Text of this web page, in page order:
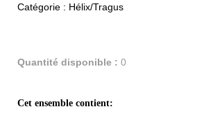
Catégorie : Hélix/Tragus
Quantité disponible : 0
Cet ensemble contient: